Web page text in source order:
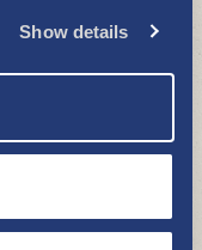
Show details